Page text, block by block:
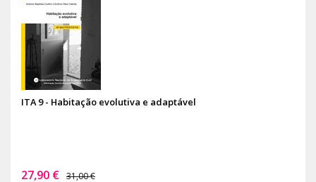
ITA 9 - Habitação evolutiva e adaptável
27,90 € 31,00 €